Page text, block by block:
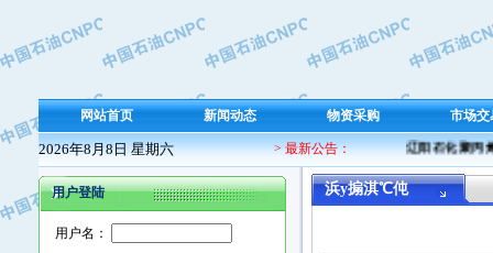
网站首页 新闻动态 物资采购 市场交
2026年8月8日 星期六 > 最新公告： 辽阳石化聚丙烯
用户登陆
用户名：
·保定北奥石油物探特种车辆制造有限
·盘锦辽河油田天意石油装备有限公司
·沧州市电气控制设备厂
·中船重工中南装备有限责任公司
·南石力天传动件有限公司
·浙江瑞普环境技术有限公司
·华北石油新大禹环保设备有限公司
·河北翼凌机械制造总厂
浜у搧淇℃伅